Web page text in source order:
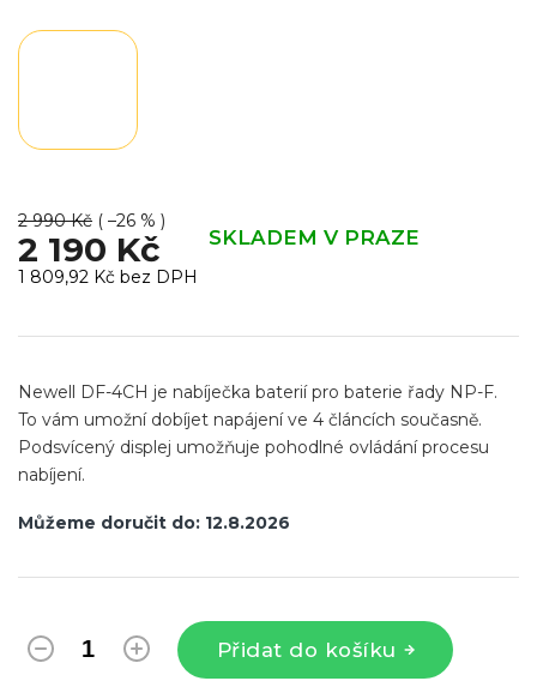
2 990 Kč ( –26 % )
2 190 Kč SKLADEM V PRAZE
1 809,92 Kč bez DPH
cena:
Můžeme doručit do: 12.8.2026
Přidat do košíku
Newell DF-4CH je nabíječka baterií pro baterie řady NP-F.
To vám umožní dobíjet napájení ve 4 článcích současně.
Podsvícený displej umožňuje pohodlné ovládání procesu
nabíjení.